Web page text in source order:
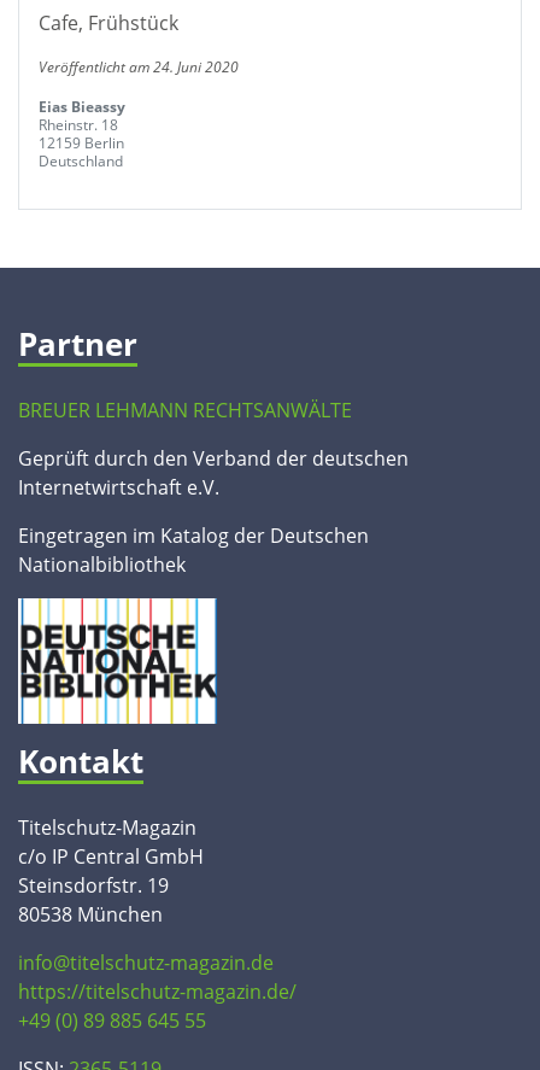
Cafe, Frühstück
Veröffentlicht am 24. Juni 2020
Eias Bieassy
Rheinstr. 18
12159 Berlin
Deutschland
Partner
BREUER LEHMANN RECHTSANWÄLTE
Geprüft durch den Verband der deutschen
Internetwirtschaft e.V.
Eingetragen im Katalog der Deutschen
Nationalbibliothek
Kontakt
Titelschutz-Magazin
c/o IP Central GmbH
Steinsdorfstr. 19
80538 München
info@titelschutz-magazin.de
https://titelschutz-magazin.de/
+49 (0) 89 885 645 55